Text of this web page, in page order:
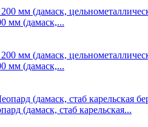
мм (дамаск,...
мм (дамаск,...
(дамаск, стаб карельская...